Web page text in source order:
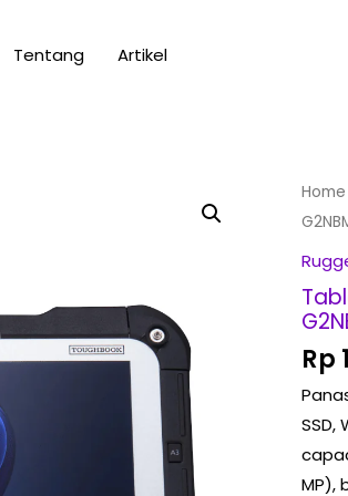
Tentang Artikel
Home
Rp
SSD,
MP),
FZ-
FZ-